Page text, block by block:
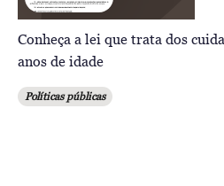
Conheça a lei que trata dos
anos de idade
Políticas públicas